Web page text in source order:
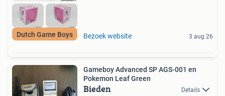
Dutch Game Boys Bezoek website 3 aug 26
Gameboy Advanced SP AGS-001 en
Pokemon Leaf Green
Bieden Details